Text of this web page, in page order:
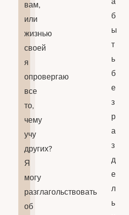
вам,
или
жизнью
своей
я
опровергаю
все
то,
чему
учу
других?
Я
могу
разглагольствовать
об
б
ы
т
ь
б
е
з
р
а
з
д
е
л
ь